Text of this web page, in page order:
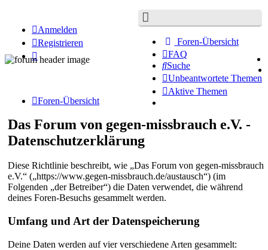
Foren-Übersicht
FAQ
Suche
Unbeantwortete Themen
Aktive Themen
Anmelden
Registrieren
Foren-Übersicht
Das Forum von gegen-missbrauch e.V. -
Datenschutzerklärung
Diese Richtlinie beschreibt, wie „Das Forum von gegen-missbrauch
e.V.“ („https://www.gegen-missbrauch.de/austausch“) (im
Folgenden „der Betreiber“) die Daten verwendet, die während
deines Foren-Besuchs gesammelt werden.
Umfang und Art der Datenspeicherung
Deine Daten werden auf vier verschiedene Arten gesammelt: